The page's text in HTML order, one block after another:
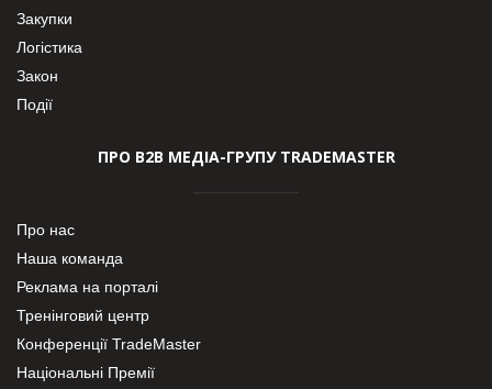
Закупки
Логістика
Закон
Події
ПРО В2В МЕДІА-ГРУПУ TRADEMASTER
Про нас
Наша команда
Реклама на порталі
Тренінговий центр
Конференції TradeMaster
Національні Премії